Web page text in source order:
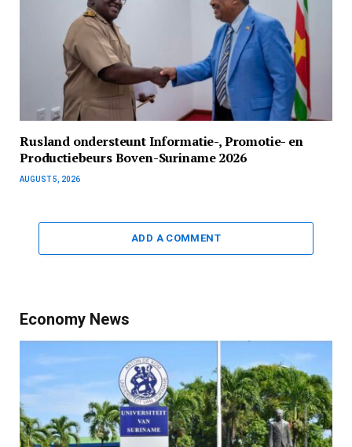
Rusland ondersteunt Informatie-, Promotie- en
Productiebeurs Boven-Suriname 2026
AUGUST 5, 2026
ADD A COMMENT
Economy News